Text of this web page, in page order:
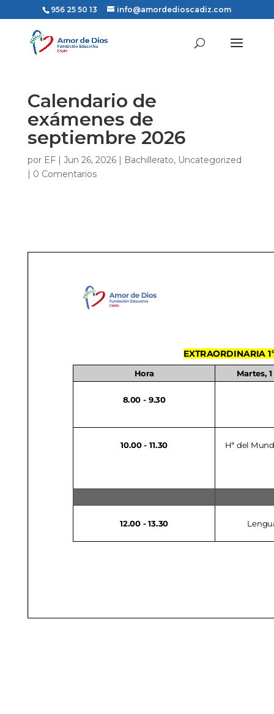
956 25 50 13 info@amordedioscadiz.com
Calendario de
exámenes de
septiembre 2026
por EF| Jun 26, 2026| Bachillerato, Uncategorized
| 0 Comentarios